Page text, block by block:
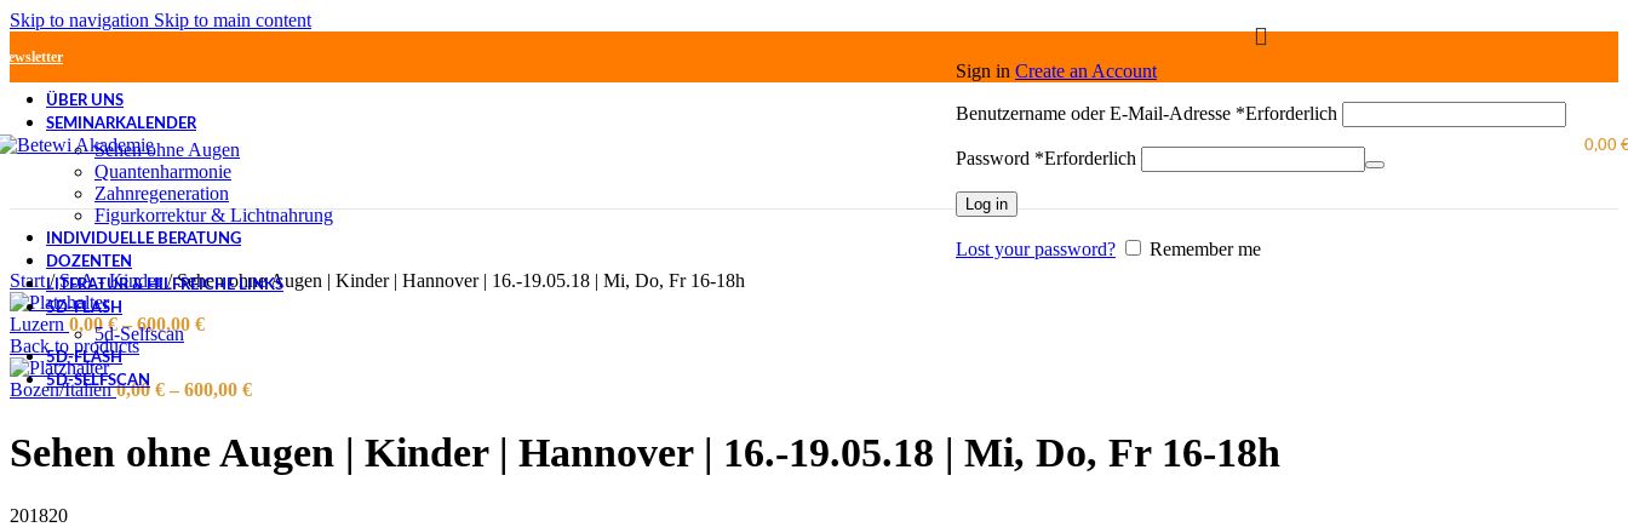
Skip to navigation Skip to main content
Sign in Create an Account
Benutzername oder E-Mail-Adresse *Erforderlich
Password *Erforderlich
Log in
Lost your password? Remember me
0,00
ÜBER UNS
SEMINARKALENDER
Sehen ohne Augen
Quantenharmonie
Zahnregeneration
Figurkorrektur & Lichtnahrung
INDIVIDUELLE BERATUNG
DOZENTEN
LITERATUR & HILFREICHE LINKS
5D-FLASH
5d-Selfscan
5D-FLASH
5D-SELFSCAN
Start/ SoA - Kinder/ Sehen ohne Augen | Kinder | Hannover | 16.-19.05.18 | Mi, Do, Fr 16-18h
Luzern 0,00 €– 600,00 €
Back to products
Bozen/Italien0,00 € – 600,00 €
Sehen ohne Augen | Kinder | Hannover | 16.-19.05.18 | Mi, Do, Fr 16-18h
201820